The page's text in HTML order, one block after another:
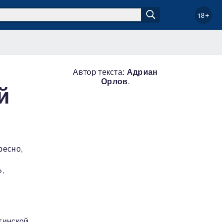
18+
Автор текста: Адриан
Орлов.